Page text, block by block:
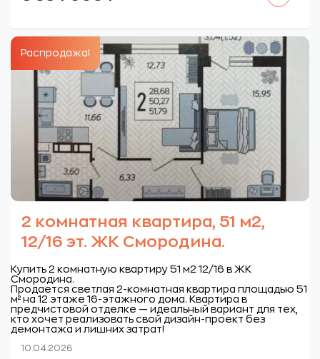
Распродажа!
2 комнатная квартира, 51 м2,
12/16 эт. ЖК Смородина.
Купить 2 комнатную квартиру 51 м2 12/16 в ЖК
Смородина.
Продается светлая 2-комнатная квартира площадью 51
м² на 12 этаже 16-этажного дома. Квартира в
предчистовой отделке — идеальный вариант для тех,
кто хочет реализовать свой дизайн-проект без
демонтажа и лишних затрат!
10.04.2026